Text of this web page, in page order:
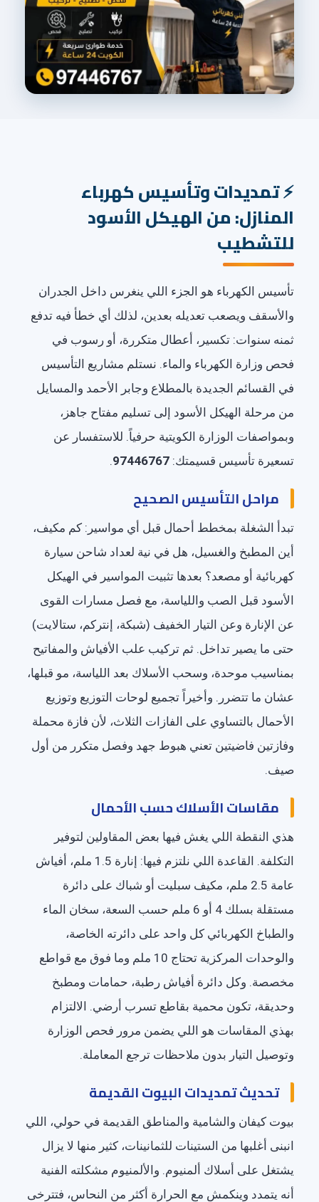
تمديدات وتأسيس كهرباء
المنازل: من الهيكل الأسود
للتشطيب
تأسيس الكهرباء هو الجزء اللي ينغرس داخل الجدران
والأسقف ويصعب تعديله بعدين، لذلك أي خطأ فيه تدفع
ثمنه سنوات: تكسير، أعطال متكررة، أو رسوب في
فحص وزارة الكهرباء والماء. نستلم مشاريع التأسيس
في القسائم الجديدة بالمطلاع وجابر الأحمد والمسايل
من مرحلة الهيكل الأسود إلى تسليم مفتاح جاهز،
وبمواصفات الوزارة الكويتية حرفياً. للاستفسار عن
تسعيرة تأسيس قسيمتك: 97446767
.
مراحل التأسيس الصحيح
تبدأ الشغلة بمخطط أحمال قبل أي مواسير: كم مكيف،
أين المطبخ والغسيل، هل في نية لعداد شاحن سيارة
كهربائية أو مصعد؟ بعدها تثبيت المواسير في الهيكل
الأسود قبل الصب واللياسة، مع فصل مسارات القوى
عن الإنارة وعن التيار الخفيف (شبكة، إنتركم، ستالايت)
حتى ما يصير تداخل. ثم تركيب علب الأفياش والمفاتيح
بمناسيب موحدة، وسحب الأسلاك بعد اللياسة، مو قبلها،
عشان ما تتضرر. وأخيراً تجميع لوحات التوزيع وتوزيع
الأحمال بالتساوي على الفازات الثلاث، لأن فازة محملة
وفازتين فاضيتين تعني هبوط جهد وفصل متكرر من أول
صيف.
مقاسات الأسلاك حسب الأحمال
هذي النقطة اللي يغش فيها بعض المقاولين لتوفير
التكلفة. القاعدة اللي نلتزم فيها: إنارة 1.5 ملم، أفياش
عامة 2.5 ملم، مكيف سبليت أو شباك على دائرة
مستقلة بسلك 4 أو 6 ملم حسب السعة، سخان الماء
والطباخ الكهربائي كل واحد على دائرته الخاصة،
والوحدات المركزية تحتاج 10 ملم وما فوق مع قواطع
مخصصة. وكل دائرة أفياش رطبة، حمامات ومطبخ
وحديقة، تكون محمية بقاطع تسرب أرضي. الالتزام
بهذي المقاسات هو اللي يضمن مرور فحص الوزارة
وتوصيل التيار بدون ملاحظات ترجع المعاملة.
تحديث تمديدات البيوت القديمة
بيوت كيفان والشامية والمناطق القديمة في حولي، اللي
انبنى أغلبها من الستينات للثمانينات، كثير منها لا يزال
يشتغل على أسلاك ألمنيوم. والألمنيوم مشكلته الفنية
أنه يتمدد وينكمش مع الحرارة أكثر من النحاس، فتترخى